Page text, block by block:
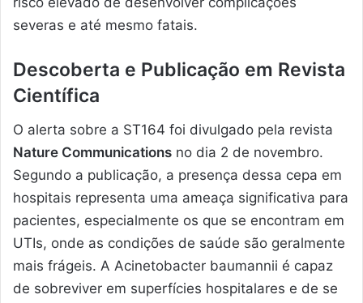
severas e até mesmo fatais.
Descoberta e Publicação em Revista
Científica
O alerta sobre a ST164 foi divulgado pela revista
Nature Communications no dia 2 de novembro.
Segundo a publicação, a presença dessa cepa em
hospitais representa uma ameaça significativa para
pacientes, especialmente os que se encontram em
UTIs, onde as condições de saúde são geralmente
mais frágeis. A Acinetobacter baumannii é capaz
de sobreviver em superfícies hospitalares e de se